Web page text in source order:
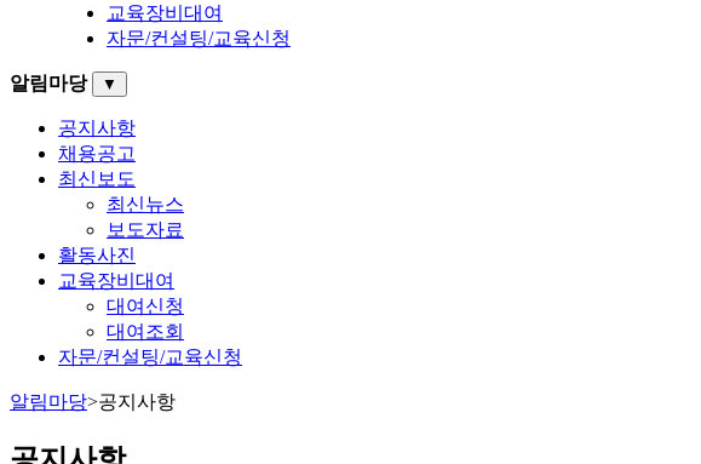
교육장비대여
자문/컨설팅/교육신청
알림마당 ▼
공지사항
채용공고
최신보도
최신뉴스
보도자료
활동사진
교육장비대여
대여신청
대여조회
자문/컨설팅/교육신청
알림마당>공지사항